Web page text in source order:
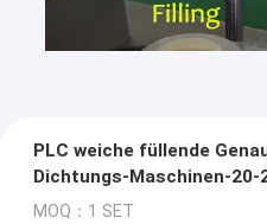
PLC weiche füllende
Dichtungs-Maschinen-20-
MOQ：1 SET